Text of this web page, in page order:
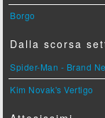
Borgo
Dalla scorsa
Spider-Man - Brand
Kim Novak's Vertigo